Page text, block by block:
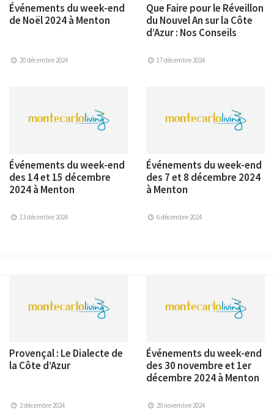
Événements du week-end
de Noël 2024 à Menton
20 décembre 2024
Que Faire pour le Réveillon
du Nouvel An sur la Côte
d’Azur : Nos Conseils
17 décembre 2024
Événements du week-end
des 14 et 15 décembre
2024 à Menton
13 décembre 2024
Événements du week-end
des 7 et 8 décembre 2024
à Menton
6 décembre 2024
Provençal : Le Dialecte de
la Côte d’Azur
2 décembre 2024
Événements du week-end
des 30 novembre et 1er
décembre 2024 à Menton
29 novembre 2024